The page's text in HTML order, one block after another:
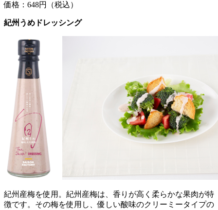
価格：648円（税込）
紀州うめドレッシング
紀州産梅を使用。紀州産梅は、香りが高く柔らかな果肉が特
徴です。その梅を使用し、優しい酸味のクリーミータイプの